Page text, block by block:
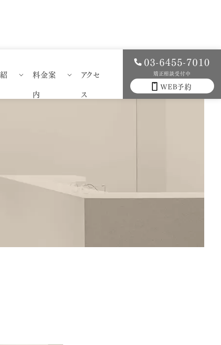
症例紹介
料金案
内
一般歯科料金案内
アクセ
ス
03-6455-7010
矯正相談受付中
WEB予約